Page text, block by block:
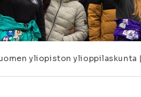
yliopiston ylioppilaskunta |